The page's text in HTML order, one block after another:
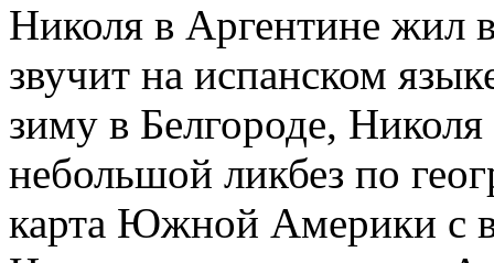
Николя в Аргентине жил
звучит на испанском
зиму в Белгороде,
небольшой ликбез по
карта Южной Америки с